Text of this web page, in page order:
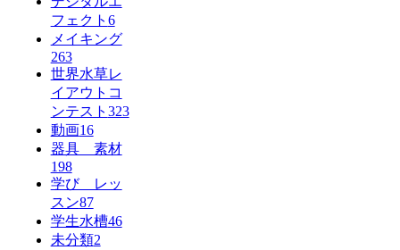
フェクト 6
メイキング
263
世界水草レ
イアウトコ
ンテスト 323
動画16
器具 素材
198
学び レッ
スン87
学生水槽46
未分類2